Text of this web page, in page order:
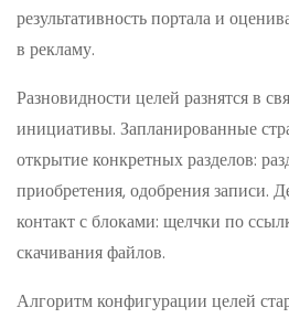
результативность портала и
в рекламу.
Разновидности целей разнятся в
инициативы. Запланированные
открытие конкретных разделов:
приобретения, одобрения записи.
контакт с блоками: щелчки по
скачивания файлов.
Алгоритм конфигурации целей